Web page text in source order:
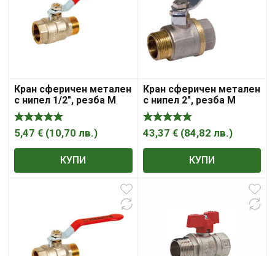
Кран сферичен метален
с нипел 1/2″, резба М
резба Ж, Sferaco ,
„Syveco“
5,47 € (10,70 лв.)
КУПИ
Кран сферичен метален
с нипел 2″, резба М
резба Ж, Sferaco ,
„Syveco“
43,37 € (84,82 лв.)
КУПИ